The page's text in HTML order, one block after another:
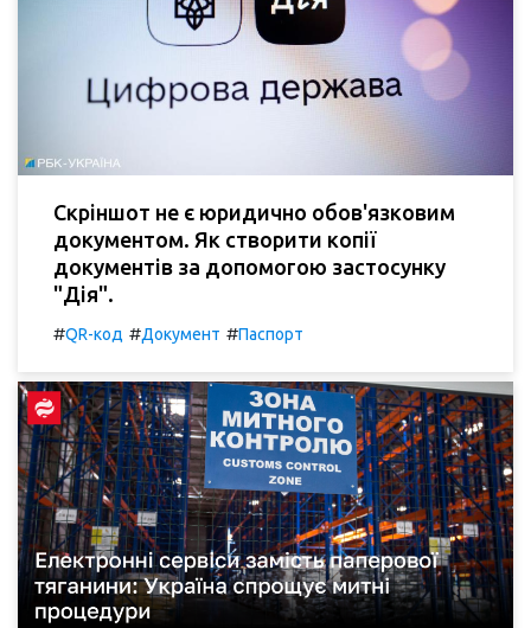
Скріншот не є юридично обов'язковим
документом. Як створити копії
документів за допомогою застосунку
"Дія".
#QR-код #Документ #Паспорт